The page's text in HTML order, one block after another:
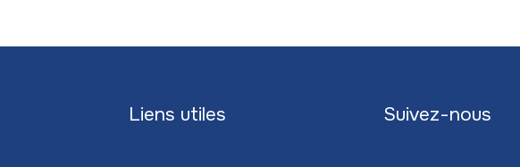
Liens utiles Suivez-nous